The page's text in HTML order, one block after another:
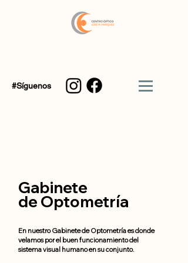
#Síguenos
Gabinete
de Optometría
En nuestro Gabinete de Optometría es donde
velamos por el buen funcionamiento del
sistema visual humano en su conjunto.